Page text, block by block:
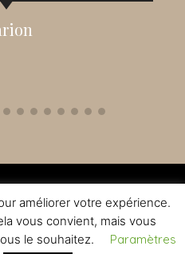
LÉGALES
A LA SANTE - A CONSOMMER AVEC
améliorer votre expérience.
vous convient, mais vous
le souhaitez.
Paramètres